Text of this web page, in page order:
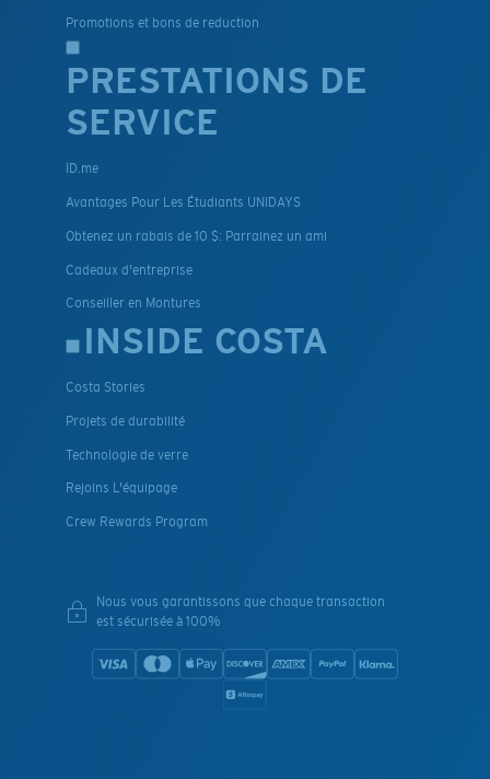
Promotions et bons de reduction
PRESTATIONS DE
SERVICE
ID.me
Avantages Pour Les Étudiants UNIDAYS
Obtenez un rabais de 10 $: Parrainez un ami
Cadeaux d'entreprise
Conseiller en Montures
INSIDE COSTA
Costa Stories
Projets de durabilité
Technologie de verre
Rejoins L'équipage
Crew Rewards Program
Nous vous garantissons que chaque transaction
est sécurisée à 100%